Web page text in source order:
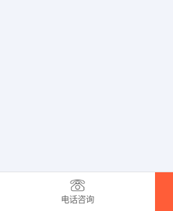
电话咨询